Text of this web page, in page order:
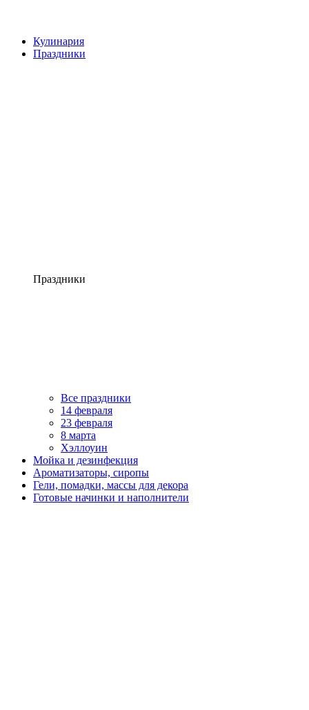
Кулинария
Праздники
Праздники
Все праздники
14 февраля
23 февраля
8 марта
Хэллоуин
Мойка и дезинфекция
Ароматизаторы, сиропы
Гели, помадки, массы для декора
Готовые начинки и наполнители